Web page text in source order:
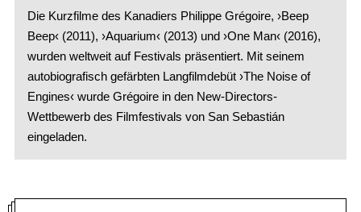
Die Kurzfilme des Kanadiers Philippe Grégoire, ›Beep
Beep‹ (2011), ›Aquarium‹ (2013) und ›One Man‹ (2016),
wurden weltweit auf Festivals präsentiert. Mit seinem
autobiografisch gefärbten Langfilmdebüt ›The Noise of
Engines‹ wurde Grégoire in den New-Directors-
Wettbewerb des Filmfestivals von San Sebastián
eingeladen.